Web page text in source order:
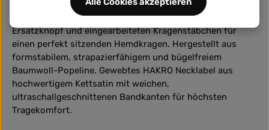
Schulterpasse, 4-Loch-Knöpfen Ton in Ton - über Kreuz
vernäht und doppelt verknotet für extra festen Halt -,
Ersatzknopf und eingearbeiteten Kragenstäbchen für
einen perfekt sitzenden Hemdkragen. Hergestellt aus
formstabilem, strapazierfähigem und bügelfreiem
Baumwoll-Popeline. Gewebtes HAKRO Necklabel aus
hochwertigem Kettsatin mit weichen,
ultraschallgeschnittenen Bandkanten für höchsten
Tragekomfort.